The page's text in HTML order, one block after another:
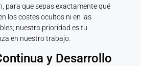
para que sepas exactamente qué
los costes ocultos ni en las
nuestra prioridad es tu
en nuestro trabajo.
y Desarrollo